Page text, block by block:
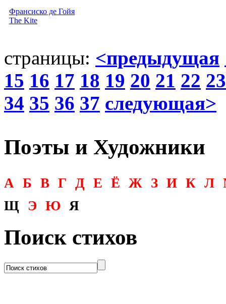
Франсиско де Гойя
The Kite
страницы: <предыдущая
15 16 17 18 19 20 21 22 23
34 35 36 37 следующая>
Поэты и Художники
А Б В Г Д Е Ё Ж З И К Л
Щ
Э Ю Я
Поиск стихов